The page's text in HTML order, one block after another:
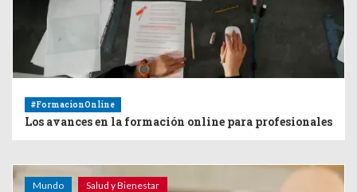
#FormacionOnline
Los avances en la formación online para profesionales
Mundo Salud y Bienestar